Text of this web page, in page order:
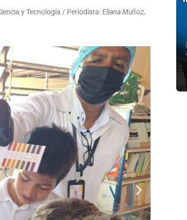
y Tecnología / Periodista:Eliana Muñoz,